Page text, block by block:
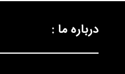
درباره ما :